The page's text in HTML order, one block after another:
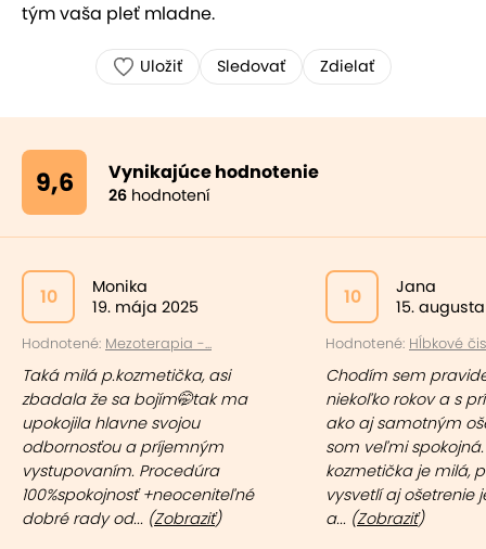
tým vaša pleť mladne.
Uložiť Sledovať Zdielať
9,6 Vynikajúce hodnotenie
26 hodnotení
10
Monika
19. mája 2025
Hodnotené: Mezoterapia -...
Taká milá p.kozmetička, asi
zbadala že sa bojím🤭tak ma
upokojila hlavne svojou
odbornosťou a príjemným
vystupovaním. Procedúra
100%spokojnosť +neoceniteľné
dobré rady od... (Zobraziť)
10
Jana
15.
Hodnotené: Hĺbkové
Chodím sem
niekoľko rokov a s
ako aj samotným
som veľmi spokojná.
kozmetička je milá,
vysvetlí aj ošetrenie
a... (Zobraziť)